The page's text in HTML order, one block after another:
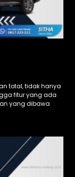
total, tidak hanya
fitur yang ada
yang dibawa